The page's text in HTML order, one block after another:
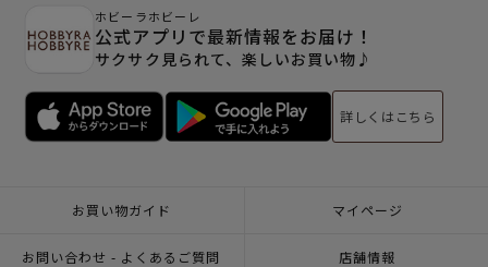
ホビーラホビーレ
公式アプリで最新情報をお届け！
サクサク見られて、楽しいお買い物♪
詳しくはこちら
お買い物ガイド マイページ
お問い合わせ - よくあるご質問 店舗情報